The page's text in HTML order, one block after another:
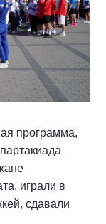
программа,
играли в
сдавали